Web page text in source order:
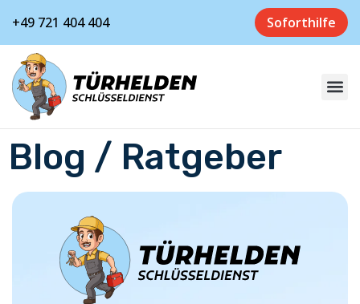
+49 721 404 404 Soforthilfe
Blog / Ratgeber